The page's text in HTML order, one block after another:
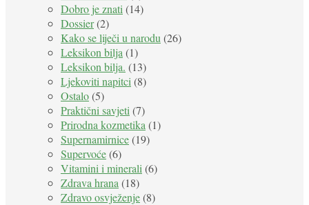
Dobro je znati (14)
Dossier(2)
Kako se liječi u narodu (26)
Leksikon bilja (1)
Leksikon bilja. (13)
Ljekoviti napitci (8)
Ostalo(5)
Praktični savjeti (7)
Prirodna kozmetika (1)
Supernamirnice(19)
Supervoće(6)
Vitamini i minerali (6)
Zdrava hrana (18)
Zdravo osvježenje(8)